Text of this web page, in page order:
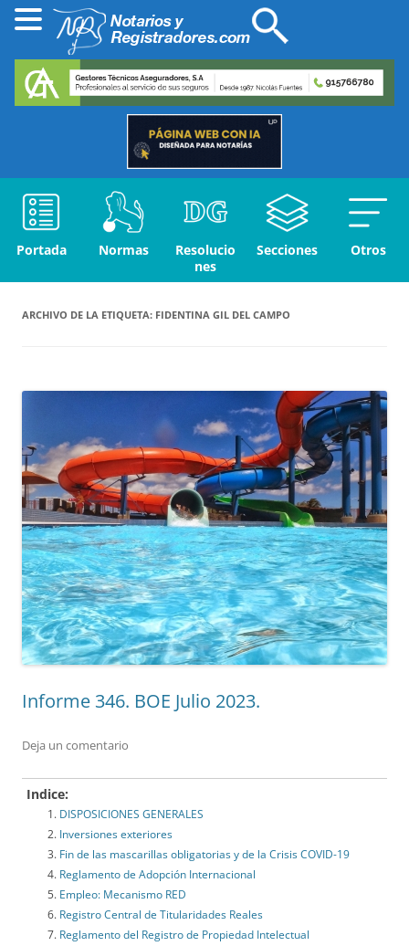
Portada Normas
Resolucio
nes
Secciones Otros
ARCHIVO DE LA ETIQUETA: FIDENTINA GIL DEL CAMPO
Informe 346. BOE Julio 2023.
Deja un comentario
Indice:
DISPOSICIONES GENERALES
Inversiones exteriores
Fin de las mascarillas obligatorias y de la Crisis COVID-19
Reglamento de Adopción Internacional
Empleo: Mecanismo RED
Registro Central de Titularidades Reales
Reglamento del Registro de Propiedad Intelectual